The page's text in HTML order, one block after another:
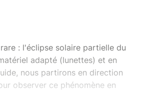
: l'éclipse solaire partielle du
adapté (lunettes) et en
nous partirons en direction
observer ce phénomène en